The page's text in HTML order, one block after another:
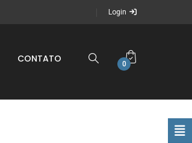
Login
CONTATO 0